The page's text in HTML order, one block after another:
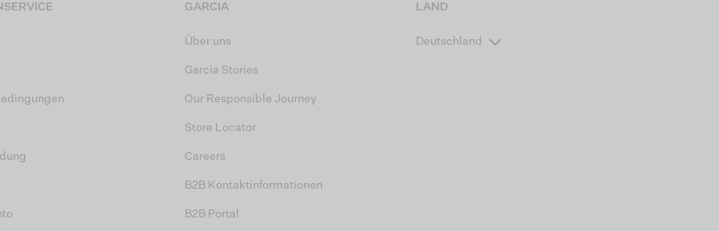
GARCIA
Über uns
Garcia Stories
Our Responsible Journey
Store Locator
Careers
B2B Kontaktinformationen
B2B Portal
LAND
Deutschland